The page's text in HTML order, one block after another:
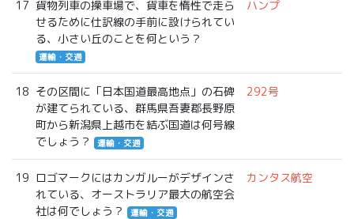
17 貨物列車の操車場で、貨車を惰性で走ら
せるために仕訳線の手前に設けられてい
る、小さい丘のことを何という？
運輸・交通
ハンプ
18 その区間に「日本国道最高地点」の石碑
が建てられている、群馬県吾妻郡長野原
町から新潟県上越市を結ぶ国道は何号線
でしょう？
運輸・交通
292号
19 ロゴマークにはカンガルーがデザインさ
れている、オーストラリア最大の航空会
社は何でしょう？
運輸・交通
カンタス航空